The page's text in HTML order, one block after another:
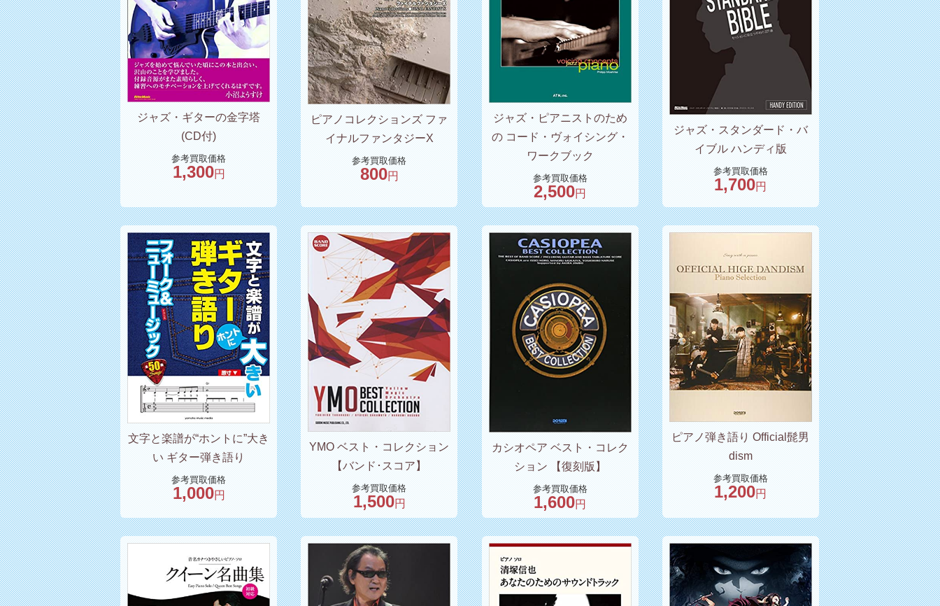
ジャズ・ギターの金字塔
(CD付)
参考買取価格
1,300円
ピアノコレクションズ ファ
イナルファンタジーX
参考買取価格
800円
ジャズ・ピアニストのため
の コード・ヴォイシング・
ワークブック
参考買取価格
2,500円
ジャズ・スタンダード・バ
イブル ハンディ版
参考買取価格
1,700円
文字と楽譜が“ホントに”大き
い ギター弾き語り
参考買取価格
1,000円
YMO ベスト・コレクション
【バンド･スコア】
参考買取価格
1,500円
カシオペア ベスト・コレク
ション 【復刻版】
参考買取価格
1,600円
ピアノ弾き語り Official髭男
dism
参考買取価格
1,200円